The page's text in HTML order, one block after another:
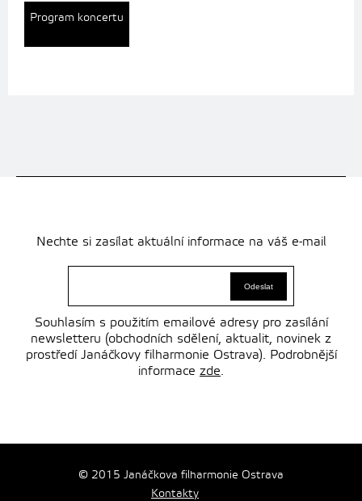
Program koncertu
Nechte si zasílat aktuální informace na váš e-mail
Souhlasím s použitím emailové adresy pro zasílání
newsletteru (obchodních sdělení, aktualit, novinek z
prostředí Janáčkovy filharmonie Ostrava). Podrobnější
informace zde.
© 2015 Janáčkova filharmonie Ostrava
Kontakty